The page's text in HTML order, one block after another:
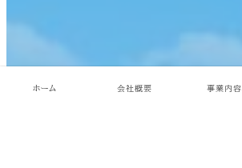
ホーム 会社概要 事業内容